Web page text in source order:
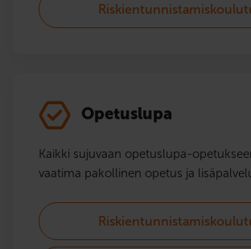
Opetuslupa
Kaikki sujuvaan opetuslupa-
vaatima pakollinen opetus ja